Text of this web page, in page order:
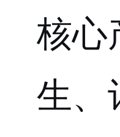
核心
生、